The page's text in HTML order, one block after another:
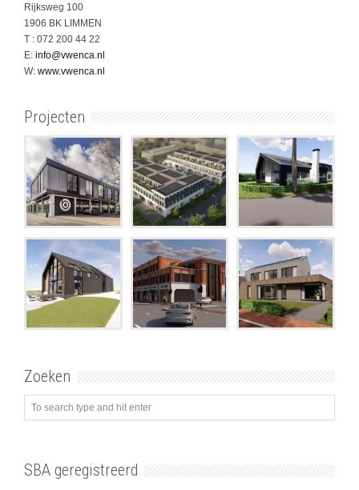
Rijksweg 100
1906 BK LIMMEN
T : 072 200 44 22
E: info@vwenca.nl
W: www.vwenca.nl
Projecten
Zoeken
SBA geregistreerd